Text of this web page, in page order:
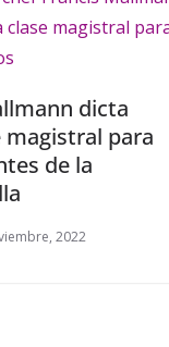
dicta
magistral para
de la
2022